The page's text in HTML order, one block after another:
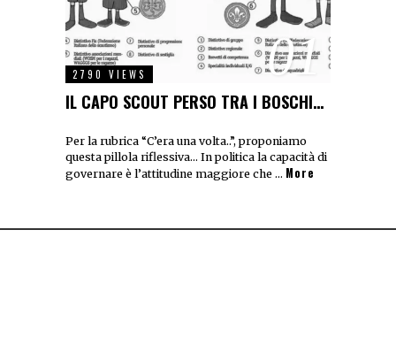
01
2790 VIEWS
IL CAPO SCOUT PERSO TRA I BOSCHI…
Per la rubrica “C’era una volta..”, proponiamo
questa pillola riflessiva… In politica la capacità di
governare è l’attitudine maggiore che … More